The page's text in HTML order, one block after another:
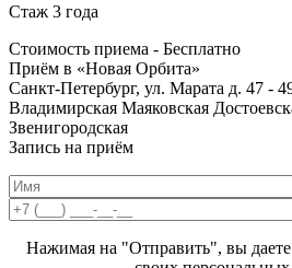
Стаж 3 года
Стоимость приема - Бесплатно
Приём в «Новая Орбита»
Санкт-Петербург, ул. Марата д. 47 -
Владимирская Маяковская
Звенигородская
Запись на приём
Нажимая на "Отправить", вы даете